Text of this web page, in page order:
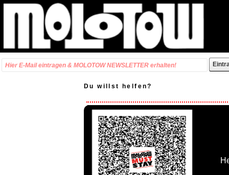
Du willst helfen?